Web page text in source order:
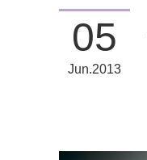
05
Jun 2013